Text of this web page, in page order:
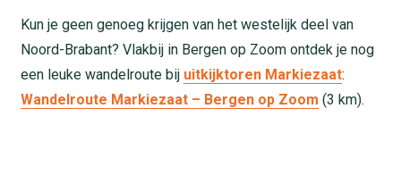
Kun je geen genoeg krijgen van het westelijk deel van
Noord-Brabant? Vlakbij in Bergen op Zoom ontdek je nog
een leuke wandelroute bij uitkijktoren Markiezaat:
Wandelroute Markiezaat – Bergen op Zoom (3 km).